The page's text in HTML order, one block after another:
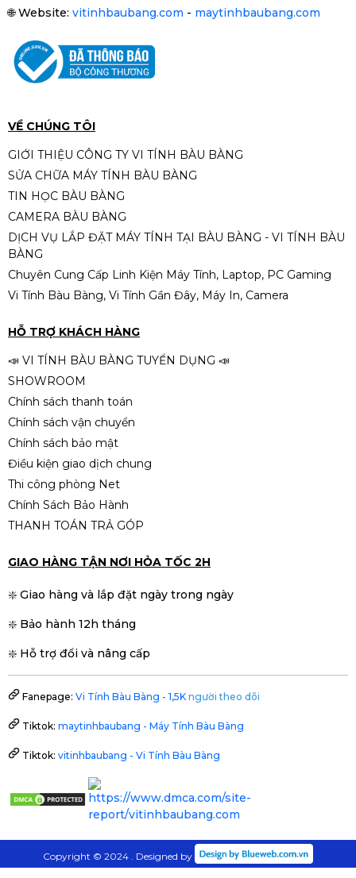
🌐Website: vitinhbaubang.com - maytinhbaubang.com
VỀ CHÚNG TÔI
GIỚI THIỆU CÔNG TY VI TÍNH BÀU BÀNG
SỬA CHỮA MÁY TÍNH BÀU BÀNG
TIN HỌC BÀU BÀNG
CAMERA BÀU BÀNG
DỊCH VỤ LẮP ĐẶT MÁY TÍNH TẠI BÀU BÀNG - VI TÍNH BÀU
BÀNG
Chuyên Cung Cấp Linh Kiện Máy Tính, Laptop, PC Gaming
Vi Tính Bàu Bàng, Vi Tính Gần Đây, Máy In, Camera
HỖ TRỢ KHÁCH HÀNG
📣 VI TÍNH BÀU BÀNG TUYỂN DỤNG 📣
SHOWROOM
Chính sách thanh toán
Chính sách vận chuyển
Chính sách bảo mật
Điều kiện giao dịch chung
Thi công phòng Net
Chính Sách Bảo Hành
THANH TOÁN TRẢ GÓP
GIAO HÀNG TẬN NƠI HỎA TỐC 2H
❇️ Giao hàng và lắp đặt ngày trong ngày
❇️ Bảo hành 12h tháng
❇️ Hỗ trợ đổi và nâng cấp
Fanepage: Vi Tính Bàu Bàng - 1,5K người theo dõi
Tiktok: maytinhbaubang - Máy Tính Bàu Bàng
Tiktok: vitinhbaubang - Vi Tính Bàu Bàng
Copyright © 2024 . Designed by